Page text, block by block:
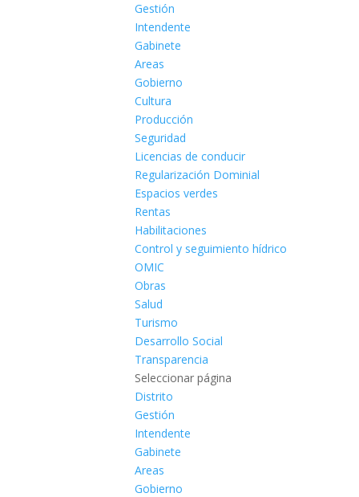
Gestión
Intendente
Gabinete
Areas
Gobierno
Cultura
Producción
Seguridad
Licencias de conducir
Regularización Dominial
Espacios verdes
Rentas
Habilitaciones
Control y seguimiento hídrico
OMIC
Obras
Salud
Turismo
Desarrollo Social
Transparencia
Seleccionar página
Distrito
Gestión
Intendente
Gabinete
Areas
Gobierno